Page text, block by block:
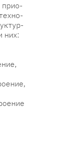
прио­
них: